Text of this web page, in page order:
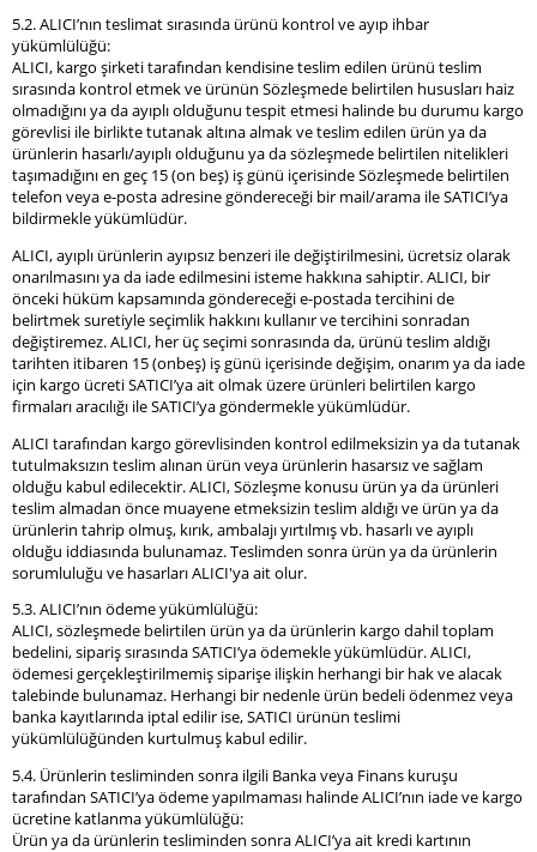
5.2. ALICI’nın teslimat sırasında ürünü kontrol ve ayıp ihbar
yükümlülüğü:
ALICI, kargo şirketi tarafından kendisine teslim edilen ürünü teslim
sırasında kontrol etmek ve ürünün Sözleşmede belirtilen hususları haiz
olmadığını ya da ayıplı olduğunu tespit etmesi halinde bu durumu kargo
görevlisi ile birlikte tutanak altına almak ve teslim edilen ürün ya da
ürünlerin hasarlı/ayıplı olduğunu ya da sözleşmede belirtilen nitelikleri
taşımadığını en geç 15 (on beş) iş günü içerisinde Sözleşmede belirtilen
telefon veya e-posta adresine göndereceği bir mail/arama ile SATICI’ya
bildirmekle yükümlüdür.
ALICI, ayıplı ürünlerin ayıpsız benzeri ile değiştirilmesini, ücretsiz olarak
onarılmasını ya da iade edilmesini isteme hakkına sahiptir. ALICI, bir
önceki hüküm kapsamında göndereceği e-postada tercihini de
belirtmek suretiyle seçimlik hakkını kullanır ve tercihini sonradan
değiştiremez. ALICI, her üç seçimi sonrasında da, ürünü teslim aldığı
tarihten itibaren 15 (onbeş) iş günü içerisinde değişim, onarım ya da iade
için kargo ücreti SATICI’ya ait olmak üzere ürünleri belirtilen kargo
firmaları aracılığı ile SATICI’ya göndermekle yükümlüdür.
ALICI tarafından kargo görevlisinden kontrol edilmeksizin ya da tutanak
tutulmaksızın teslim alınan ürün veya ürünlerin hasarsız ve sağlam
olduğu kabul edilecektir. ALICI, Sözleşme konusu ürün ya da ürünleri
teslim almadan önce muayene etmeksizin teslim aldığı ve ürün ya da
ürünlerin tahrip olmuş, kırık, ambalajı yırtılmış vb. hasarlı ve ayıplı
olduğu iddiasında bulunamaz. Teslimden sonra ürün ya da ürünlerin
sorumluluğu ve hasarları ALICI'ya ait olur.
5.3. ALICI’nın ödeme yükümlülüğü:
ALICI, sözleşmede belirtilen ürün ya da ürünlerin kargo dahil toplam
bedelini, sipariş sırasında SATICI’ya ödemekle yükümlüdür. ALICI,
ödemesi gerçekleştirilmemiş siparişe ilişkin herhangi bir hak ve alacak
talebinde bulunamaz. Herhangi bir nedenle ürün bedeli ödenmez veya
banka kayıtlarında iptal edilir ise, SATICI ürünün teslimi
yükümlülüğünden kurtulmuş kabul edilir.
5.4. Ürünlerin tesliminden sonra ilgili Banka veya Finans kuruşu
tarafından SATICI’ya ödeme yapılmaması halinde ALICI’nın iade ve kargo
ücretine katlanma yükümlülüğü:
Ürün ya da ürünlerin tesliminden sonra ALICI’ya ait kredi kartının